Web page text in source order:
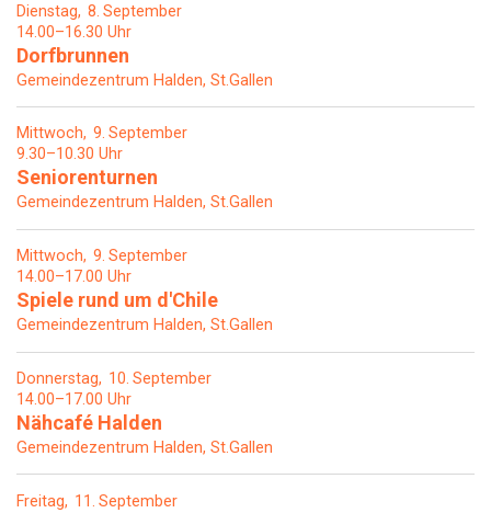
Dienstag 8 September
14.00–16.30 Uhr
Dorfbrunnen
Gemeindezentrum Halden, St.Gallen
Mittwoch 9 September
9.30–10.30 Uhr
Seniorenturnen
Gemeindezentrum Halden, St.Gallen
Mittwoch 9 September
14.00–17.00 Uhr
Spiele rund um d'Chile
Gemeindezentrum Halden, St.Gallen
Donnerstag 10 September
14.00–17.00 Uhr
Nähcafé Halden
Gemeindezentrum Halden, St.Gallen
Freitag 11 September